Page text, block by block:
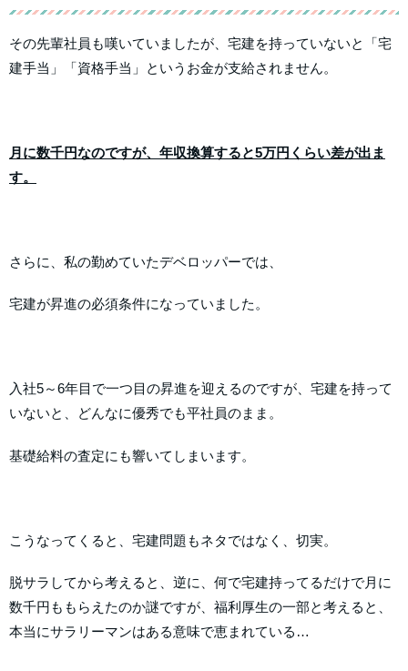
その先輩社員も嘆いていましたが、宅建を持っていないと「宅
建手当」「資格手当」というお金が支給されません。
月に数千円なのですが、年収換算すると5万円くらい差が出ま
す。
さらに、私の勤めていたデベロッパーでは、
宅建が昇進の必須条件になっていました。
入社5～6年目で一つ目の昇進を迎えるのですが、宅建を持って
いないと、どんなに優秀でも平社員のまま。
基礎給料の査定にも響いてしまいます。
こうなってくると、宅建問題もネタではなく、切実。
脱サラしてから考えると、逆に、何で宅建持ってるだけで月に
数千円ももらえたのか謎ですが、福利厚生の一部と考えると、
本当にサラリーマンはある意味で恵まれている…